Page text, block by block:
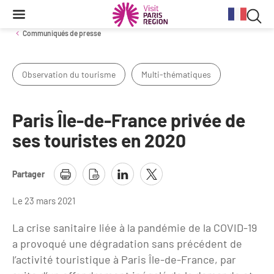
Contenu
Navigation
principale
Recherche
Conjoncture
Profils des clientèles
Clientèle de proximité
Aides et financements
Aides financières et subventions
Les Offices de Tourisme
Outils pour votre Office de Tourisme
Lettres information réseau
Services aux clientèles d'affaires
Stratégie et plan d'actions BtoB 2026
Calendrier des opérations de promotion
Travel Trade News
Organisez votre séminaire
Se déplacer à Paris Region
Evénements & actualités
Expositions
Évènements sportifs
Guide de la Destination
Destination Impressionnisme
Volontaires du Tourisme
Information Tourisme
Communiqués de presse
Observation du tourisme Multi-thématiques
Paris Île-de-France privée de
ses touristes en 2020
Partager
Le 23 mars 2021
La crise sanitaire liée à la pandémie de la COVID-19
a provoqué une dégradation sans précédent de
l’activité touristique à Paris Île-de-France, par